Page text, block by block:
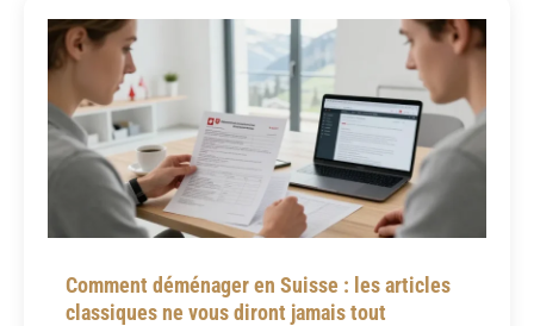
Comment déménager en Suisse : les articles
classiques ne vous diront jamais tout